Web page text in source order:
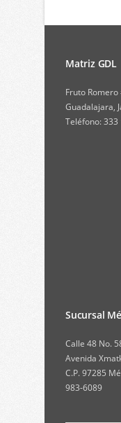
Matriz GDL
Fruto
Guadalajara,
Teléfono: 333
Sucursal
Calle 48 No.
Avenida
C.P. 97285
983-6089